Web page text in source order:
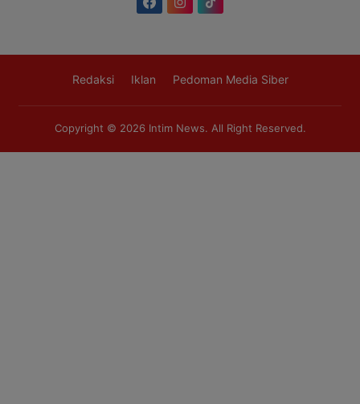
Redaksi Iklan Pedoman Media Siber
Copyright © 2026 Intim News. All Right Reserved.